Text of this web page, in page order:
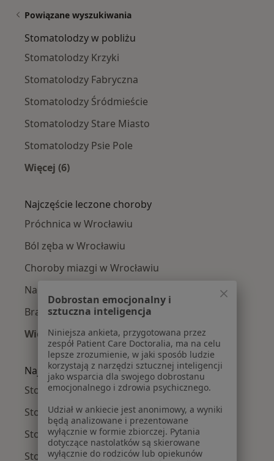
Powiązane wyszukiwania
Stomatolodzy w pobliżu
Stomatolodzy Krzyki
Stomatolodzy Fabryczna
Stomatolodzy Śródmieście
Stomatolodzy Stare Miasto
Stomatolodzy Psie Pole
Więcej (6)
Najczęście leczone choroby
Próchnica w Wrocławiu
Ból zęba w Wrocławiu
Choroby miazgi w Wrocławiu
Nadwrażliwość zębów w Wrocławiu
Braki zębowe w Wrocławiu
Więcej (15)
Więcej w kategorii: Najczęście leczone
Najpopularniejsze ubezpieczenia
Stomatolodzy z Allianz w Wrocławiu
Stomatolodzy z NFZ w Wrocławiu
Stomatolodzy z Medicover w Wrocławiu
Stomatolodzy z INTER Polska w Wrocławiu
Dobrostan emocjonalny i
sztuczna inteligencja
Niniejsza ankieta, przygotowana przez
zespół Patient Care Doctoralia, ma na celu
lepsze zrozumienie, w jaki sposób ludzie
korzystają z narzędzi sztucznej inteligencji
jako wsparcia dla swojego dobrostanu
emocjonalnego i zdrowia psychicznego.
Udział w ankiecie jest anonimowy, a wyniki
będą analizowane i prezentowane
wyłącznie w formie zbiorczej. Pytania
dotyczące nastolatków są skierowane
wyłącznie do rodziców lub opiekunów